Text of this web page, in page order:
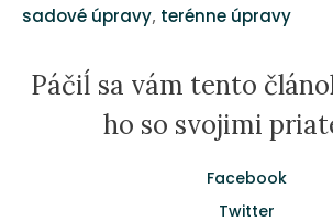
sadové úpravy, terénne úpravy
Páčiĺ sa vám tento
ho so svojimi
Facebook
Twitter